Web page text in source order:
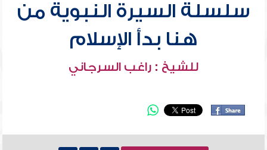
سلسلة السيرة النبوية من
هنا بدأ الإسلام
للشيخ : راغب السرجاني